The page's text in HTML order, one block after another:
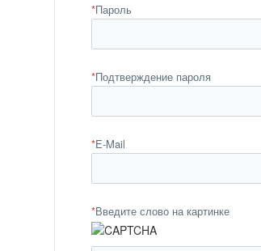
*Пароль
*Подтверждение пароля
*E-Mail
*Введите слово на картинке